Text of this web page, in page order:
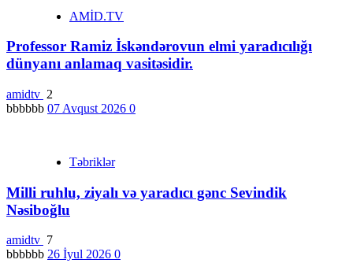
AMİD.TV
Professor Ramiz İskəndərovun elmi yaradıcılığı
dünyanı anlamaq vasitəsidir.
amidtv 2
bbbbbb 07 Avqust 2026 0
Təbriklər
Milli ruhlu, ziyalı və yaradıcı gənc Sevindik
Nəsiboğlu
amidtv 7
bbbbbb 26 İyul 2026 0